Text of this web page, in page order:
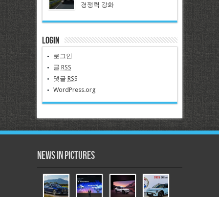
경쟁력 강화
Login
로그인
글 RSS
댓글 RSS
WordPress.org
News in Pictures